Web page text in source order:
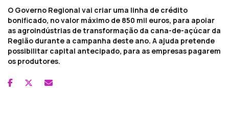
O Governo Regional vai criar uma linha de crédito
bonificado, no valor máximo de 850 mil euros, para apoiar
as agroindústrias de transformação da cana-de-açúcar da
Região durante a campanha deste ano. A ajuda pretende
possibilitar capital antecipado, para as empresas pagarem
os produtores.